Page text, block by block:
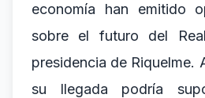
economía han emitido
sobre el futuro del
presidencia de Riquelme.
su llegada podría